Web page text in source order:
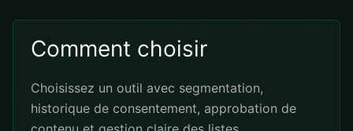
Comment choisir
Choisissez un outil avec segmentation,
historique de consentement, approbation de